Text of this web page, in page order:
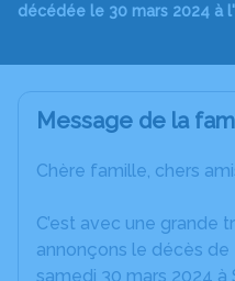
décédée le 30 mars 2024 à
Message de la
Chère famille, chers
C’est avec une grande
annonçons le décès de
samedi 30 mars 2024 à